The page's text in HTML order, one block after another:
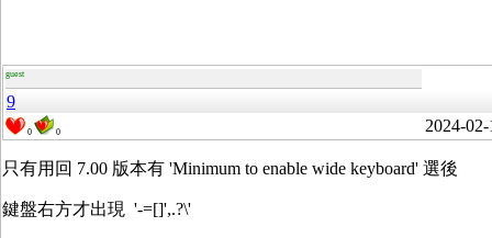
guest
9
0 0 2024-02-
只有用回 7.00 版本有 'Minimum to enable wide keyboard' 選後
鍵盤右方才出現 '-=[]',.?\'